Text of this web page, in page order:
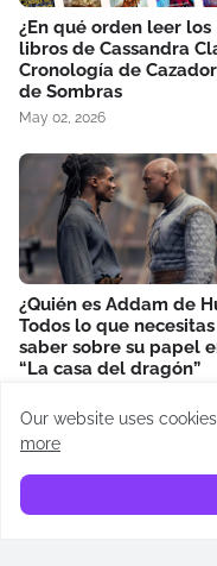
¿En qué orden leer los
libros de Cassandra
Cronología de
de Sombras
May 02, 2026
¿Quién es Addam de
Todos lo que necesitas
saber sobre su papel
“La casa del dragón”
RECAPS
Our website uses
more